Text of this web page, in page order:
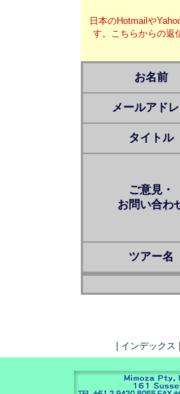
日本のHotmailや
す。こちらからの返
お名前
メールアド
タイトル
ご意見・
お問い合わ
ツアー名
インデックス